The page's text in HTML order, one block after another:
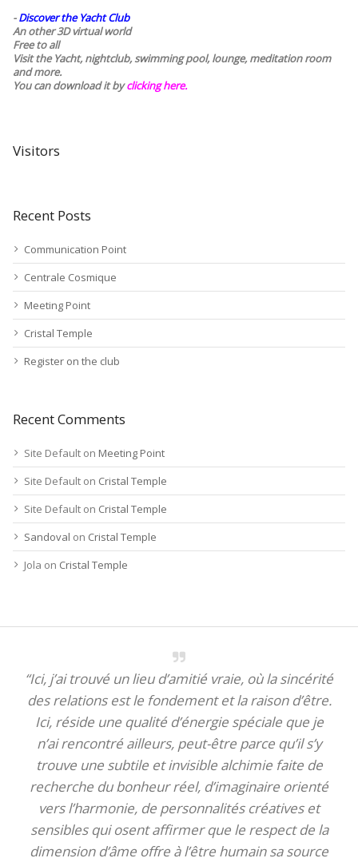
-Discover the Yacht Club
An other 3D virtual world
Free to all
Visit the Yacht, nightclub, swimming pool, lounge, meditation room
and more.
You can download it byclicking here.
Visitors
Recent Posts
Communication Point
Centrale Cosmique
Meeting Point
Cristal Temple
Register on the club
Recent Comments
Site Default on Meeting Point
Site Default on Cristal Temple
Site Default on Cristal Temple
Sandoval on Cristal Temple
Jola on Cristal Temple
“Ici, j’ai trouvé un lieu d’amitié vraie, où la sincérité
des relations est le fondement et la raison d’être.
Ici, réside une qualité d’énergie spéciale que je
n’ai rencontré ailleurs, peut-être parce qu’il s’y
trouve une subtile et invisible alchimie faite de
recherche du bonheur réel, d’imaginaire orienté
vers l’harmonie, de personnalités créatives et
sensibles qui osent affirmer que le respect de la
dimension d’âme offre à l’être humain sa source